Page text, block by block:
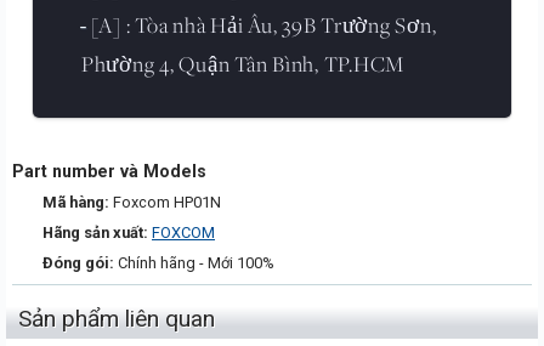
- [A] : Tòa nhà Hải Âu, 39B Trường Sơn,
Phường 4, Quận Tân Bình, TP.HCM
Part number và Models
Mã hàng: Foxcom HP01N
Hãng sản xuất: FOXCOM
Đóng gói: Chính hãng - Mới 100%
Sản phẩm liên quan